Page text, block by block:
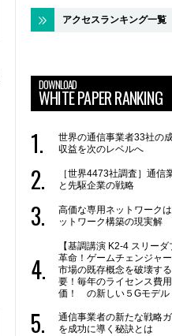
アクセスランキング一覧
DOWNLOAD
WHITE PAPER RANKING
世界の通信事業者33社の
収益を次のレベルへ
［世界4473社調査］通信
と先駆企業の戦略
高価な専用ネットワーク
ットワーク構築の現実解
【基調講演 K2-4 スリー
革命！ゲームチェンジャ
市場の既存概念を破壊す
要！毎年のライセンス費
価！ の新しい５Gモデル
通信事業者の新たな戦略
を成功に導く秘訣とは